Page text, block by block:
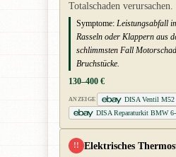
Totalschaden verursachen.
Symptome: Leistungsabfall
Rasseln oder Klappern aus
schlimmsten Fall
Bruchstücke.
130–400 €
ANZEIGE
DISA Ventil M52
DISA Reparaturkit BMW
!! Elektrisches